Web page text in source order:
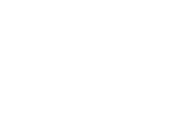
ei mikään tylsä hallintokaupunki”